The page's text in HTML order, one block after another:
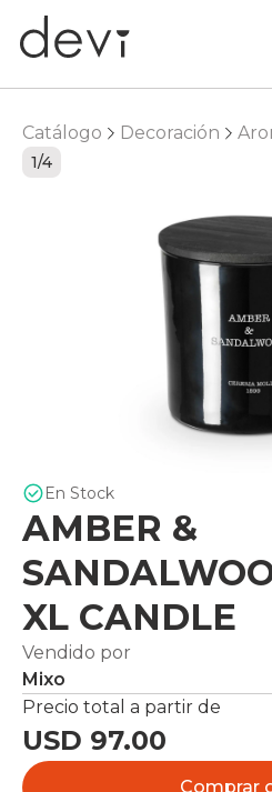
Catálogo Decoración
1/4
En Stock
AMBER &
XL CANDLE
Vendido por
Mixo
Precio total a partir de
USD 97.00
Comprar